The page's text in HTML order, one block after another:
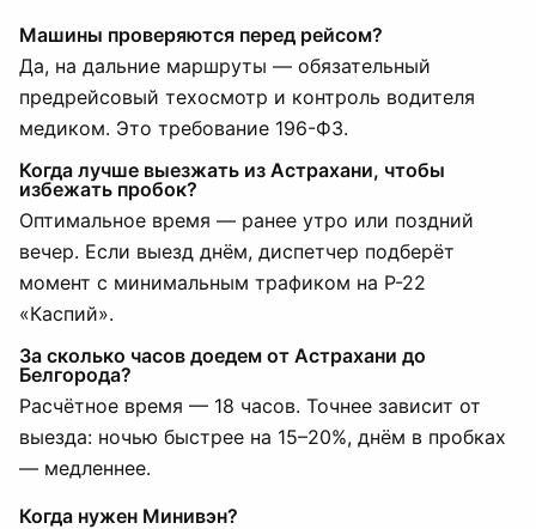
Машины проверяются перед рейсом?
Да, на дальние маршруты — обязательный
предрейсовый техосмотр и контроль водителя
медиком. Это требование 196-ФЗ.
Когда лучше выезжать из Астрахани, чтобы
избежать пробок?
Оптимальное время — ранее утро или поздний
вечер. Если выезд днём, диспетчер подберёт
момент с минимальным трафиком на Р-22
«Каспий».
За сколько часов доедем от Астрахани до
Белгорода?
Расчётное время — 18 часов. Точнее зависит от
выезда: ночью быстрее на 15–20%, днём в пробках
— медленнее.
Когда нужен Минивэн?